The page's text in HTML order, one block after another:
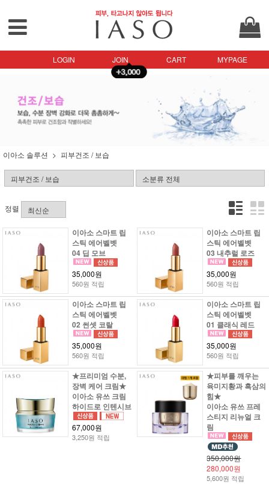
LOGIN JOIN CART MYPAGE
이아소 솔루션 피부건조 / 보습
정렬
이아소 스마트 립
스틱 에어벨벳
04 딥 모브
35,000원
560원 적립
이아소 스마트 립
스틱 에어벨벳
03 내추럴 로즈
35,000원
560원 적립
이아소 스마트 립
스틱 에어벨벳
02 썬셋 코랄
35,000원
560원 적립
이아소 스마트 립
스틱 에어벨벳
01 클래식 레드
35,000원
560원 적립
★프리미엄 수분,
장벽 케어 크림★
이아소 유쓰 크림
하이드로 인텐시브
67,000원
3,250원 적립
★피부를 깨우는
육미지황과 흑삼의
힘★
이아소 유쓰 프레
스티지 리뉴얼 크
림
350,000원
280,000원
5,600원 적립